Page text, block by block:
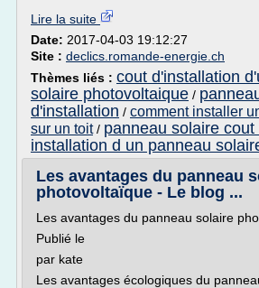
Lire la suite
Date: 2017-04-03 19:12:27
Site : declics.romande-energie.ch
Thèmes liés : cout d'installation
solaire photovoltaique /
d'installation / comment installer
sur un toit/ panneau solaire
installation d un panneau
Les avantages du panneau
photovoltaïque - Le blog ...
Les avantages du panneau solaire
Publié le
par kate
Les avantages écologiques du